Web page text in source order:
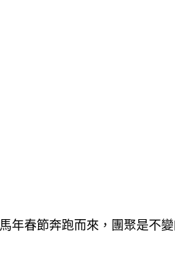
馬年春節奔跑而來，團聚是不